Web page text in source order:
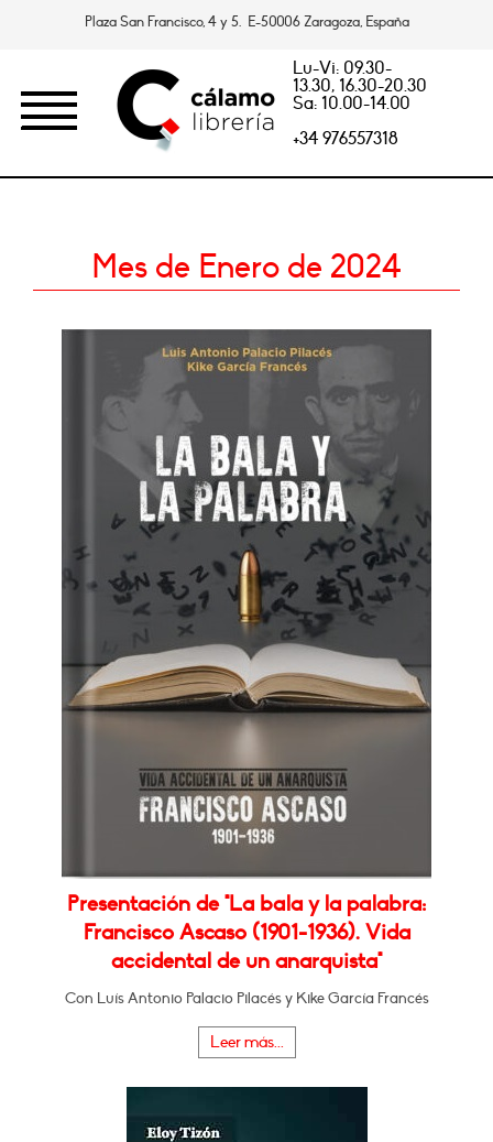
Plaza San Francisco, 4 y 5. E-50006 Zaragoza, España
Lu-Vi: 09.30-
13.30, 16.30-20.30
Sa: 10.00-14.00
+34 976557318
Mes de Enero de 2024
Presentación de "La bala y la palabra:
Francisco Ascaso (1901-1936). Vida
accidental de un anarquista"
Con Luís Antonio Palacio Pilacés y Kike García Francés
Leer más...